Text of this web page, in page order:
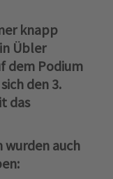
knapp
Übler
dem Podium
den 3.
das
auch